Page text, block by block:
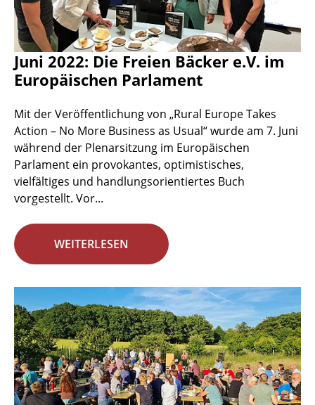
Juni 2022: Die Freien Bäcker e.V. im
Europäischen Parlament
Mit der Veröffentlichung von „Rural Europe Takes
Action – No More Business as Usual“ wurde am 7. Juni
während der Plenarsitzung im Europäischen
Parlament ein provokantes, optimistisches,
vielfältiges und handlungsorientiertes Buch
vorgestellt. Vor...
WEITERLESEN